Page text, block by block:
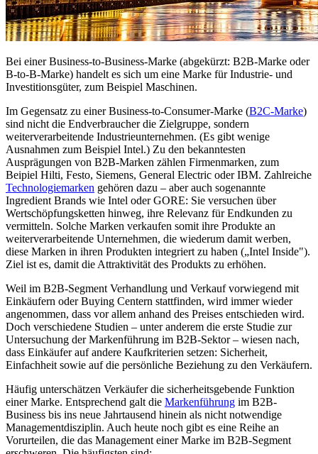
Bei einer Business-to-Business-Marke (abgekürzt: B2B-Marke oder
B-to-B-Marke) handelt es sich um eine Marke für Industrie- und
Investitionsgüter, zum Beispiel Maschinen.
Im Gegensatz zu einer Business-to-Consumer-Marke (B2C-Marke)
sind nicht die Endverbraucher die Zielgruppe, sondern
weiterverarbeitende Industrieunternehmen. (Es gibt wenige
Ausnahmen zum Beispiel Intel.) Zu den bekanntesten
Ausprägungen von B2B-Marken zählen Firmenmarken, zum
Beipiel Hilti, Festo, Siemens, General Electric oder IBM. Zahlreiche
Technologiemarken gehören dazu – aber auch sogenannte
Ingredient Brands wie Intel oder GORE: Sie versuchen über
Wertschöpfungsketten hinweg, ihre Relevanz für Endkunden zu
vermitteln. Solche Marken verkaufen somit ihre Produkte an
weiterverarbeitende Unternehmen, die wiederum damit werben,
diese Marken in ihren Produkten integriert zu haben („Intel Inside").
Ziel ist es, damit die Attraktivität des Produkts zu erhöhen.
Weil im B2B-Segment Verhandlung und Verkauf vorwiegend mit
Einkäufern oder Buying Centern stattfinden, wird immer wieder
angenommen, dass vor allem anhand des Preises entschieden wird.
Doch verschiedene Studien – unter anderem die erste Studie zur
Untersuchung der Markenführung im B2B-Sektor – wiesen nach,
dass Einkäufer auf andere Kaufkriterien setzen: Sicherheit,
Einfachheit sowie auf die persönliche Beziehung zu den Verkäufern.
Häufig unterschätzen Verkäufer die sicherheitsgebende Funktion
einer Marke. Entsprechend galt die Markenführung im B2B-
Business bis ins neue Jahrtausend hinein als nicht notwendige
Managementdisziplin. Auch heute noch gibt es eine Reihe an
Vorurteilen, die das Management einer Marke im B2B-Segment